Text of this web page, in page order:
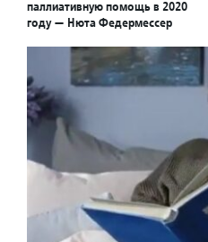
паллиативную помощь в 2020
году — Нюта Федермессер